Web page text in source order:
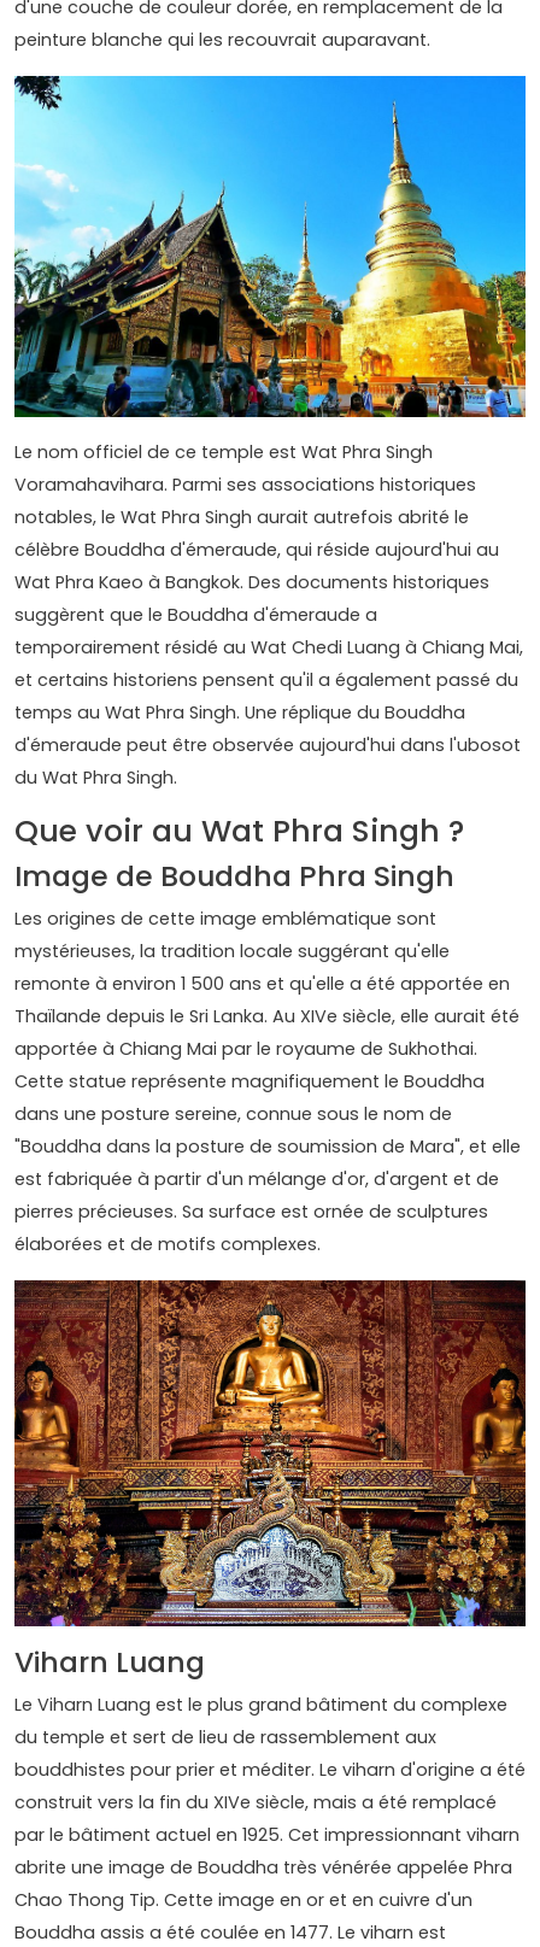
d'une couche de couleur dorée, en remplacement de la
peinture blanche qui les recouvrait auparavant.
Le nom officiel de ce temple est Wat Phra Singh
Voramahavihara. Parmi ses associations historiques
notables, le Wat Phra Singh aurait autrefois abrité le
célèbre Bouddha d'émeraude, qui réside aujourd'hui au
Wat Phra Kaeo à Bangkok. Des documents historiques
suggèrent que le Bouddha d'émeraude a
temporairement résidé au Wat Chedi Luang à Chiang Mai,
et certains historiens pensent qu'il a également passé du
temps au Wat Phra Singh. Une réplique du Bouddha
d'émeraude peut être observée aujourd'hui dans l'ubosot
du Wat Phra Singh.
Que voir au Wat Phra Singh ?
Image de Bouddha Phra Singh
Les origines de cette image emblématique sont
mystérieuses, la tradition locale suggérant qu'elle
remonte à environ 1 500 ans et qu'elle a été apportée en
Thaïlande depuis le Sri Lanka. Au XIVe siècle, elle aurait été
apportée à Chiang Mai par le royaume de Sukhothai.
Cette statue représente magnifiquement le Bouddha
dans une posture sereine, connue sous le nom de
"Bouddha dans la posture de soumission de Mara", et elle
est fabriquée à partir d'un mélange d'or, d'argent et de
pierres précieuses. Sa surface est ornée de sculptures
élaborées et de motifs complexes.
Viharn Luang
Le Viharn Luang est le plus grand bâtiment du complexe
du temple et sert de lieu de rassemblement aux
bouddhistes pour prier et méditer. Le viharn d'origine a été
construit vers la fin du XIVe siècle, mais a été remplacé
par le bâtiment actuel en 1925. Cet impressionnant viharn
abrite une image de Bouddha très vénérée appelée Phra
Chao Thong Tip. Cette image en or et en cuivre d'un
Bouddha assis a été coulée en 1477. Le viharn est